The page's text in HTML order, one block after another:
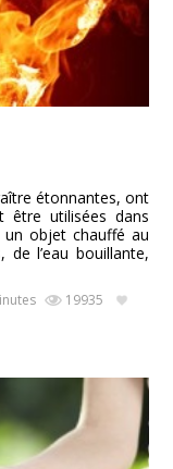
étonnantes, ont
être utilisées dans
objet chauffé au
l’eau bouillante,
19935